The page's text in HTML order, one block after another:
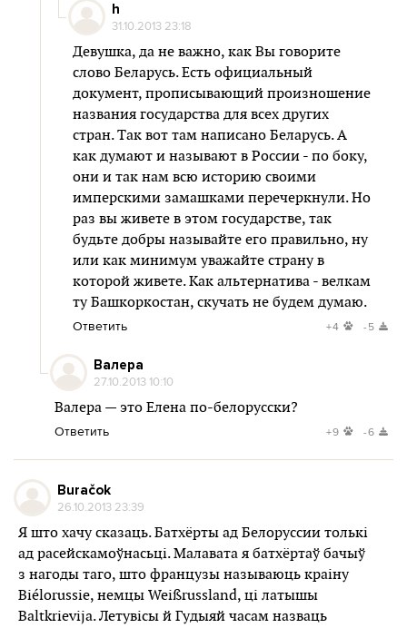
h
31.10.2013 23:18
Девушка, да не важно, как Вы говорите
слово Беларусь. Есть официальный
документ, прописывающий произношение
названия государства для всех других
стран. Так вот там написано Беларусь. А
как думают и называют в России - по боку,
они и так нам всю историю своими
имперскими замашками перечеркнули. Но
раз вы живете в этом государстве, так
будьте добры называйте его правильно, ну
или как минимум уважайте страну в
которой живете. Как альтернатива - велкам
ту Башкоркостан, скучать не будем думаю.
Ответить +4 -5
Валера
27.10.2013 10:10
Валера — это Елена по-белорусски?
Ответить +9 -6
Buračok
26.10.2013 23:39
Я што хачу сказаць. Батхёрты ад Белоруссии толькі
ад расейскамоўнасьці. Малавата я батхёртаў бачыў
з нагоды таго, што французы называюць краіну
Biélorussie, немцы Weißrussland, ці латышы
Baltkrievija. Летувісы й Гудыяй часам назваць